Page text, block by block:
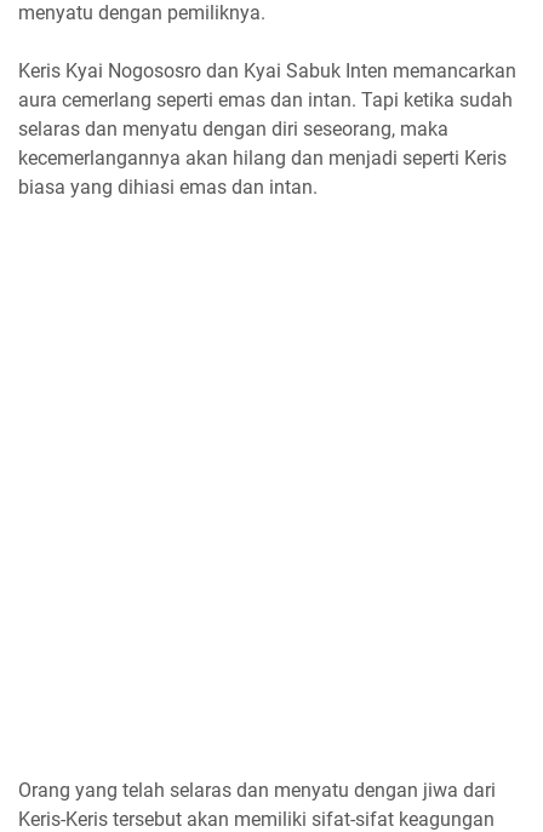
menyatu dengan pemiliknya.
Keris Kyai Nogososro dan Kyai Sabuk Inten memancarkan
aura cemerlang seperti emas dan intan. Tapi ketika sudah
selaras dan menyatu dengan diri seseorang, maka
kecemerlangannya akan hilang dan menjadi seperti Keris
biasa yang dihiasi emas dan intan.
Orang yang telah selaras dan menyatu dengan jiwa dari
Keris-Keris tersebut akan memiliki sifat-sifat keagungan